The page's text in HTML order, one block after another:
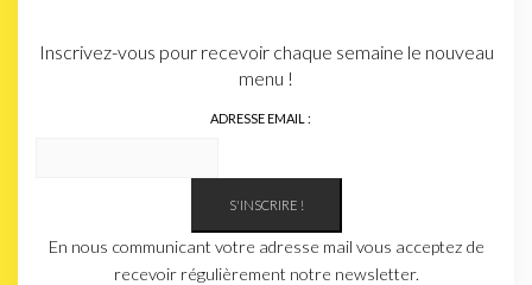
Inscrivez-vous pour recevoir chaque semaine le nouveau
menu !
ADRESSE EMAIL :
En nous communicant votre adresse mail vous acceptez de
recevoir régulièrement notre newsletter.